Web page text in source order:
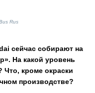
Rus
сейчас собирают на
На какой уровень
кроме окраски
производстве?